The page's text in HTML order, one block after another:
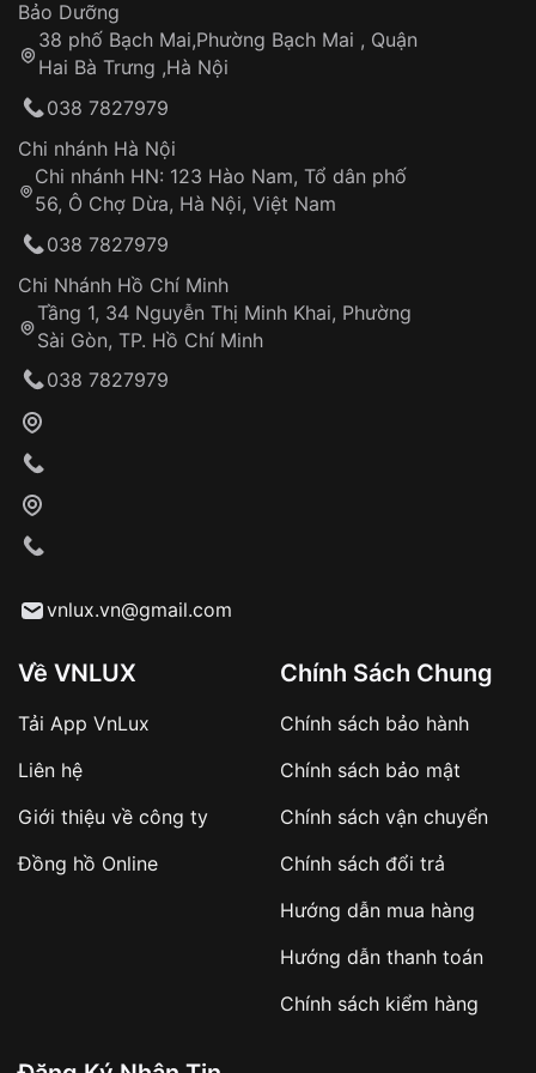
Thời gian tính từ khi xác nhận đơn hàng thành
công
Hotline: 0585 215 215
Từ khóa SEO:
Khách hàng kiểm tra và thanh toán trực tiếp
Từ khóa SEO:
sản phẩm đặc biệt
hàng
Số tiền còn lại thanh toán khi nhận hàng hoặc
✔️ Đảm bảo xử lý đơn hàng nhanh chóng
✔️ Hạn chế tình trạng hủy đơn không mong
Sản phẩm đã bị:
Tự ý sửa chữa
thống VNLUX
Đảm bảo quyền lợi khách hàng
Đồng hành cùng khách hàng trong suốt quá
trình sử dụng
Bảo Dưỡng
38 phố Bạch Mai,Phường Bạch Mai , Quận
Hai Bà Trưng ,Hà Nội
038 7827979
Chi nhánh Hà Nội
Chi nhánh HN: 123 Hào Nam, Tổ dân phố
56, Ô Chợ Dừa, Hà Nội, Việt Nam
038 7827979
Chi Nhánh Hồ Chí Minh
Tầng 1, 34 Nguyễn Thị Minh Khai, Phường
Sài Gòn, TP. Hồ Chí Minh
038 7827979
vnlux.vn@gmail.com
Về VNLUX
Tải App VnLux
Liên hệ
Giới thiệu về công ty
Đồng hồ Online
Chính Sách Chung
Chính sách bảo hành
Chính sách bảo mật
Chính sách vận chuyển
Chính sách đổi trả
Hướng dẫn mua hàng
Hướng dẫn thanh toán
Chính sách kiểm hàng